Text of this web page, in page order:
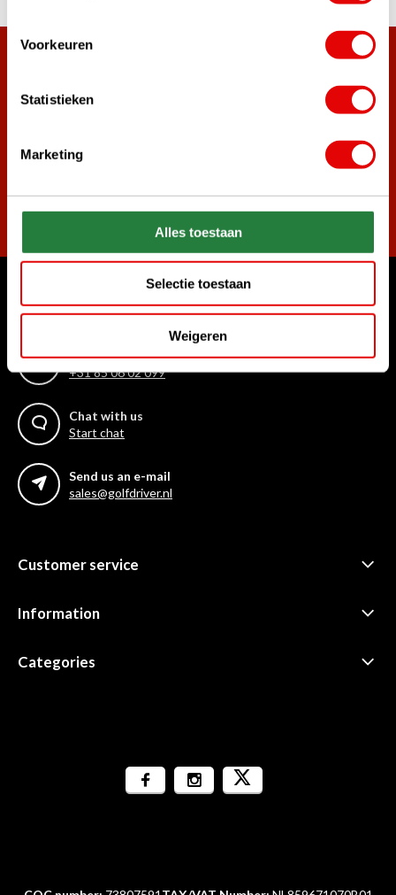
Voorkeuren
Statistieken
Marketing
Alles toestaan
Selectie toestaan
Weigeren
Ordered before 3 pm,
+38,000 customers have already subscribed.
Sign up for the newsletter and never miss out on the best
golf deals!
Subscribe
Can we help?
Call us for anything
+31 85 06 02 099
Chat with us
Start chat
Send us an e-mail
sales@golfdriver.nl
Customer service
Information
Categories